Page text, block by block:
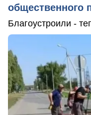
общественного
Благоустроили -